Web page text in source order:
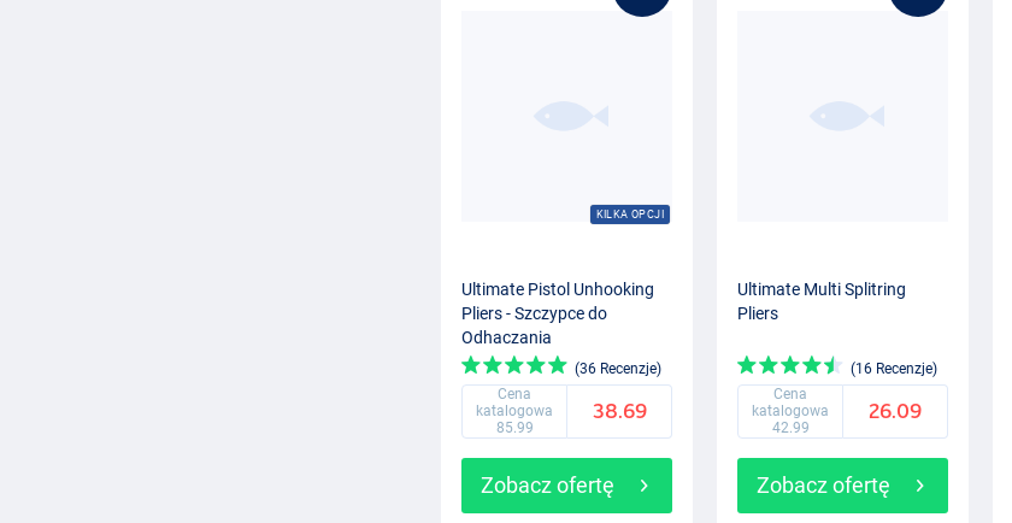
KILKA OPCJI
Ultimate Pistol Unhooking
Pliers - Szczypce do
Odhaczania
(36 Recenzje)
Cena
katalogowa
85.99
38.69
Zobacz ofertę
Ultimate Multi Splitring
Pliers
(16 Recenzje)
Cena
katalogowa
42.99
26.09
Zobacz ofertę